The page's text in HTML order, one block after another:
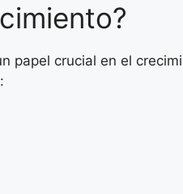
papel crucial en el